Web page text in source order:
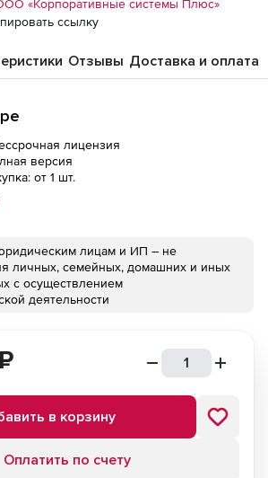
«Корпоративные системы Плюс»
ссылку
Отзывы Доставка и оплата
лицензия
версия
от 1 шт.
лицам и ИП – не
личных, семейных, домашних и иных
с осуществлением
деятельности
в корзину
Оплатить по счету